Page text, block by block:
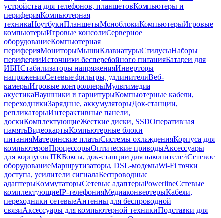
устройства для телефонов, планшетовКомпьютеры и
периферияКомпьютерная
техникаНоутбукиПланшетыМоноблокиКомпьютерыИгровые
компьютерыИгровые консолиСерверное
оборудованиеКомпьютерная
периферияМониторыМышиКлавиатурыСтилусыНаборы
периферииИсточники бесперебойного питанияБатареи для
ИБПСтабилизаторы напряженияИнверторы
напряженияСетевые фильтры, удлинителиВеб-
камерыИгровые контроллерыМультимедиа
акустикаНаушники и гарнитурыКомпьютерные кабели,
переходникиЗарядные, аккумуляторыДок-станции,
репликаторыИнтерактивные панели,
доскиКомплектующиеЖесткие диски, SSDОперативная
памятьВидеокартыКомпьютерные блоки
питанияМатеринские платыСистемы охлажденияКорпуса для
компьютеровПроцессорыОптические приводыАксессуары
для корпусов ПКБоксы, док-станции для накопителейСетевое
оборудованиеМаршрутизаторы, DSL-модемыWi-Fi точки
доступа, усилители сигналаБеспроводные
адаптерыКоммутаторыСетевые адаптерыPowerlineСетевые
комплектующиеIP-телефонияМедиаконвертерыКабели,
переходники сетевыеАнтенны для беспроводной
связиАксессуары для компьютерной техникиПодставки для